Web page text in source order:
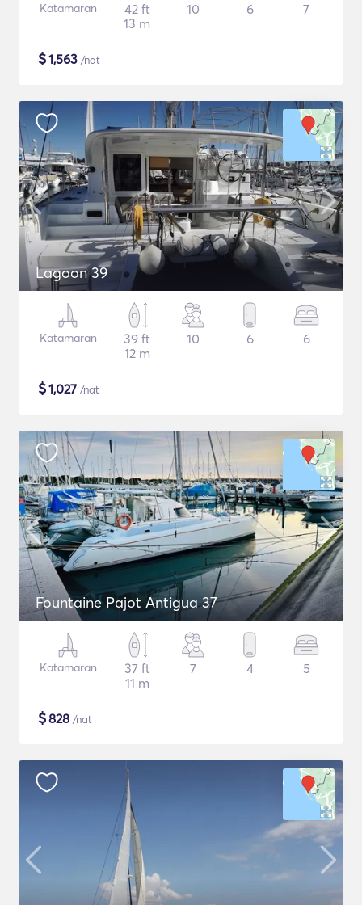
Katamaran
42 ft
13 m
10 6 7
$1,563 /nat
Lagoon 39
Katamaran
39 ft
12 m
10 6 6
$1,027 /nat
Fountaine Pajot Antigua 37
Katamaran
37 ft
11 m
7 4 5
$828 /nat